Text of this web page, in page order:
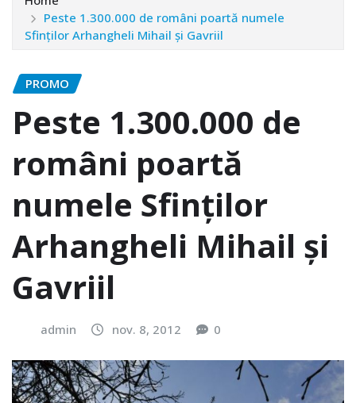
Peste 1.300.000 de români poartă numele
Sfinţilor Arhangheli Mihail şi Gavriil
PROMO
Peste 1.300.000 de
români poartă
numele Sfinţilor
Arhangheli Mihail şi
Gavriil
admin nov. 8, 2012 0